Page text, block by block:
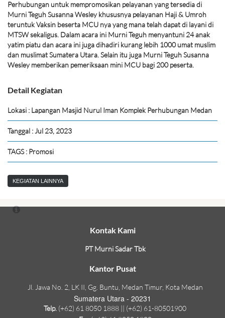
Perhubungan untuk mempromosikan pelayanan yang tersedia di
Murni Teguh Susanna Wesley khususnya pelayanan Haji & Umroh
teruntuk Vaksin beserta MCU nya yang mana telah dapat di layani di
MTSW sekaligus. Dalam acara ini Murni Teguh menyantuni 24 anak
yatim piatu dan acara ini juga dihadiri kurang lebih 1000 umat muslim
dan muslimat Sumatera Utara. Selain itu juga Murni Teguh Susanna
Wesley memberikan pemeriksaan mini MCU bagi 200 peserta.
Detail Kegiatan
Lokasi : Lapangan Masjid Nurul Iman Komplek Perhubungan Medan
Tanggal : Jul 23, 2023
TAGS : Promosi
KEGIATAN LAINNYA
Kontak Kami
PT Murni Sadar Tbk
Kantor Pusat
Jl. Jawa No. 2, LK II, Gg. Buntu, Medan Timur, Kota Medan
Sumatera Utara - 20231
Telp. (+62) 61 8050 1888 || (+62) 61-80501900